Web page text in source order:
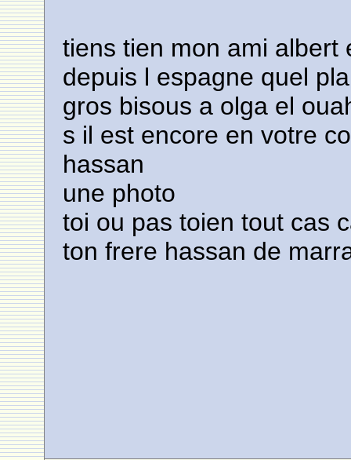
tiens tien mon ami albert
depuis l espagne quel
gros bisous a olga el
s il est encore en votre
hassan
une photo
toi ou pas toien tout cas
ton frere hassan de